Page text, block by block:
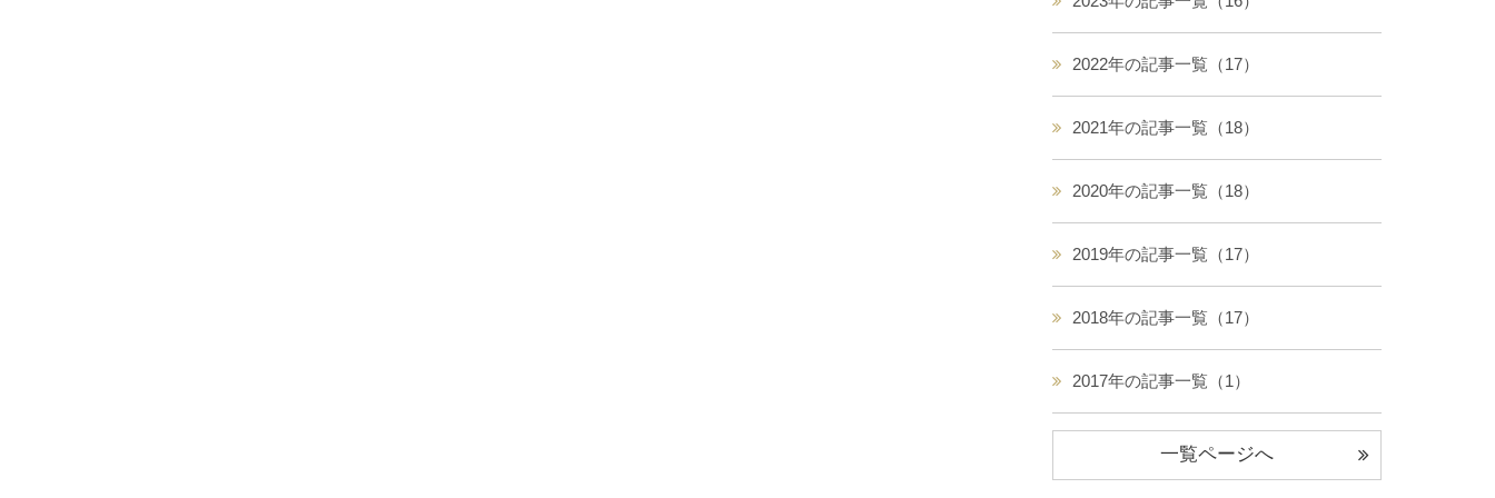
2022年の記事一覧（17）
2021年の記事一覧（18）
2020年の記事一覧（18）
2019年の記事一覧（17）
2018年の記事一覧（17）
2017年の記事一覧（1）
一覧ページへ